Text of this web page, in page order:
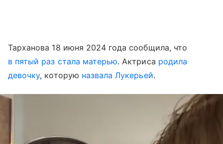
Тарханова 18 июня 2024 года сообщила, что
в пятый раз стала матерью. Актриса родила
девочку, которую назвала Лукерьей.